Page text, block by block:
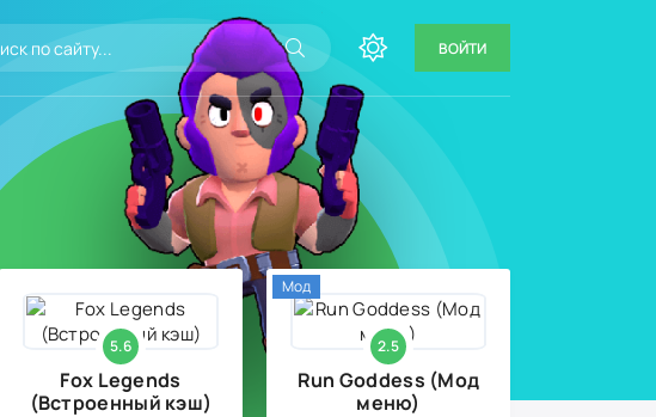
ВОЙТИ
5.6
Fox Legends
(Встроенный кэш)
2.5
Run Goddess (Мод
меню)
Мод